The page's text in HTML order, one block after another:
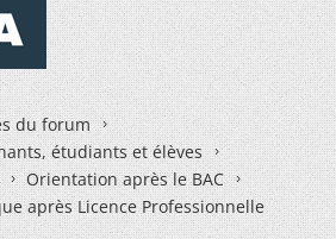
du forum
étudiants et élèves
Orientation après le BAC
après Licence Professionnelle